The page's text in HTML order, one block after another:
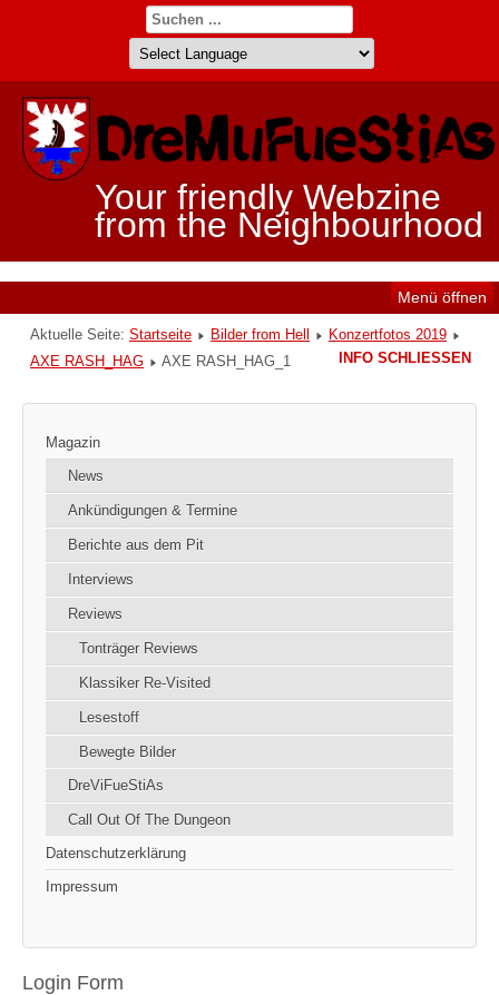
Your friendly Webzine
from the Neighbourhood
Menü öffnen
Aktuelle Seite: Startseite Bilder from Hell
Konzertfotos 2019
AXE RASH_HAG
AXE RASH_HAG_1
Magazin
News
Ankündigungen & Termine
Berichte aus dem Pit
Interviews
Reviews
Tonträger Reviews
Klassiker Re-Visited
Lesestoff
Bewegte Bilder
DreViFueStiAs
Call Out Of The Dungeon
Datenschutzerklärung
Impressum
Login Form
INFO SCHLIESSEN